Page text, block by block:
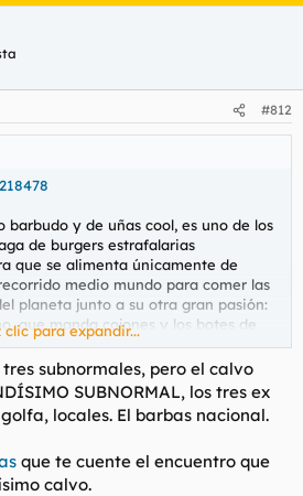
#812
barbudo y de uñas cool, es uno de los
de burgers estrafalarias
que se alimenta únicamente de
medio mundo para comer las
planeta junto a su otra gran pasión:
que manda cojones y los botes de
es un madero valenciano enanete en
no puedo es otro policía, este creo
valenciano que se hace llamar Boufit,
güiski que se hartaba a comer donuts,
cabeza.
clic para expandir...
subnormales, pero el calvo
SUBNORMAL, los tres ex
locales. El barbas nacional.
que te cuente el encuentro que
calvo.